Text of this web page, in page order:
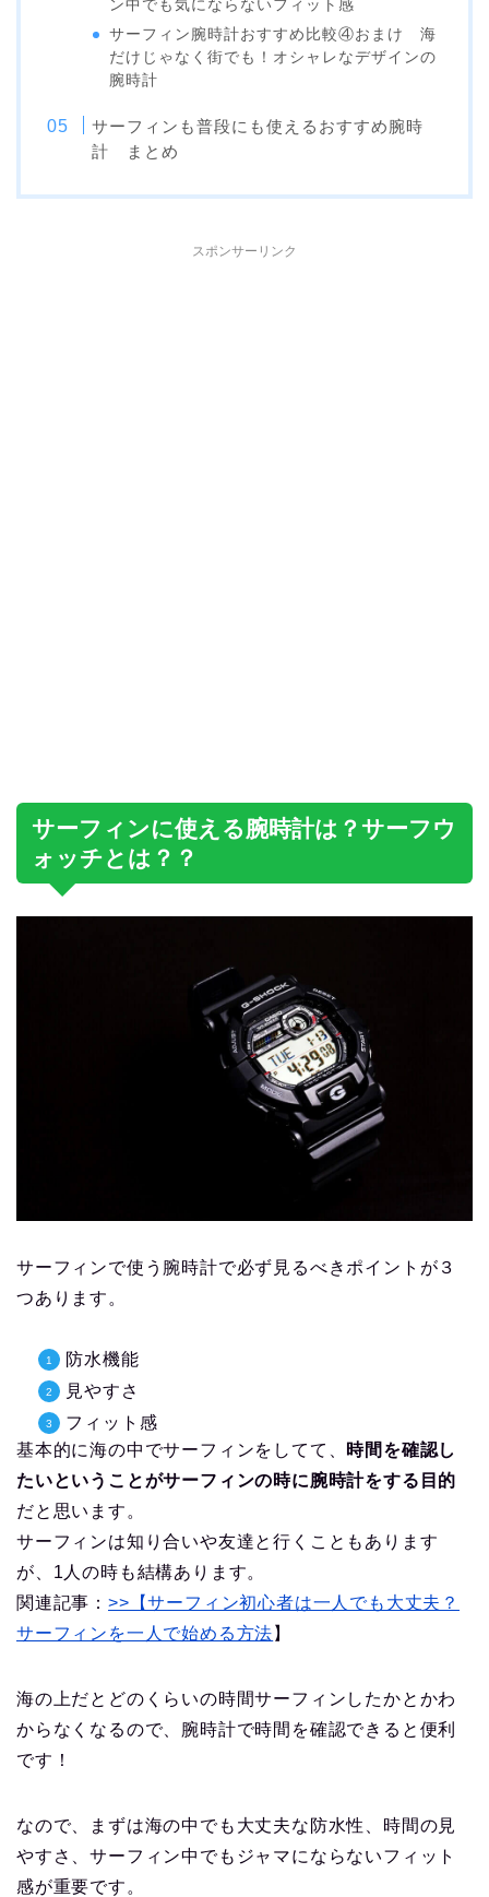
ン中でも気にならないフィット感
サーフィン腕時計おすすめ比較④おまけ 海
だけじゃなく街でも！オシャレなデザインの
腕時計
サーフィンも普段にも使えるおすすめ腕時
計 まとめ
スポンサーリンク
サーフィンに使える腕時計は？サーフウ
ォッチとは？？
サーフィンで使う腕時計で必ず見るべきポイントが３
つあります。
防水機能
見やすさ
フィット感
基本的に海の中でサーフィンをしてて、 時間を確認し
たいということがサーフィンの時に腕時計をする目的
だと思います。
サーフィンは知り合いや友達と行くこともあります
が、1人の時も結構あります。
関連記事： >>【サーフィン初心者は一人でも大丈夫？
サーフィンを一人で始める方法 】
海の上だとどのくらいの時間サーフィンしたかとかわ
からなくなるので、腕時計で時間を確認できると便利
です！
なので、まずは海の中でも大丈夫な防水性、時間の見
やすさ、サーフィン中でもジャマにならないフィット
感が重要です。